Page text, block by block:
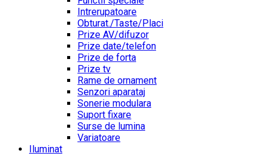
Intrerupatoare
Obturat./Taste/Placi
Prize AV/difuzor
Prize date/telefon
Prize de forta
Prize tv
Rame de ornament
Senzori aparataj
Sonerie modulara
Suport fixare
Surse de lumina
Variatoare
Iluminat